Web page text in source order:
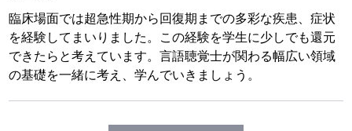
臨床場面では超急性期から回復期までの多彩な疾患、症状
を経験してまいりました。この経験を学生に少しでも還元
できたらと考えています。言語聴覚士が関わる幅広い領域
の基礎を一緒に考え、学んでいきましょう。